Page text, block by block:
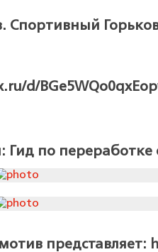
Спортивный
d/
Гид по переработке
представляет: